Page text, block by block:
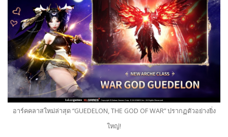
อาร์คคลาสใหม่ล่าสุด “GUEDELON, THE GOD OF WAR” ปรากฏตัวอย่างยิ่ง
ใหญ่!